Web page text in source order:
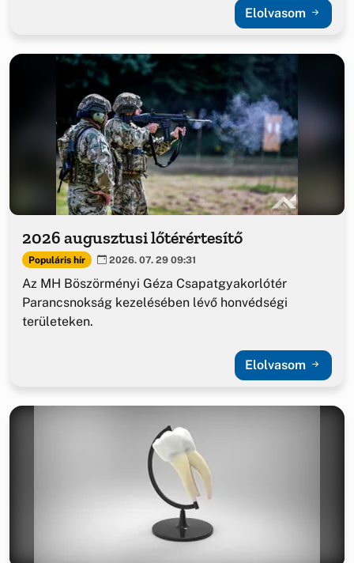
Elolvasom
2026 augusztusi lőtérértesítő
Populáris hír 2026. 07. 29 09:31
Az MH Böszörményi Géza Csapatgyakorlótér
Parancsnokság kezelésében lévő honvédségi
területeken.
Elolvasom